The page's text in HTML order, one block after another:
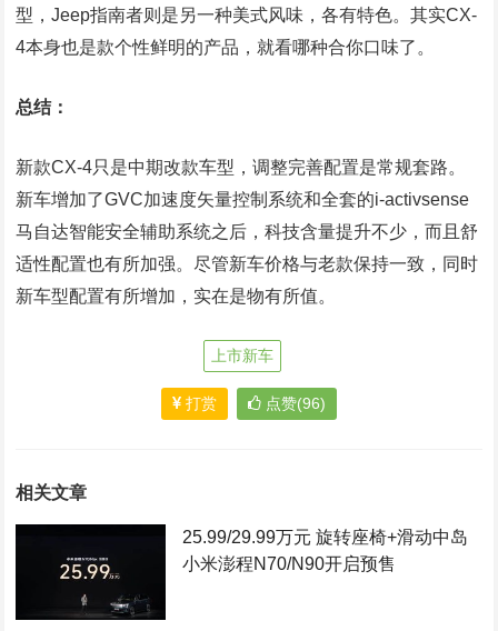
型，Jeep指南者则是另一种美式风味，各有特色。其实CX-
4本身也是款个性鲜明的产品，就看哪种合你口味了。
总结：
新款CX-4只是中期改款车型，调整完善配置是常规套路。
新车增加了GVC加速度矢量控制系统和全套的i-activsense
马自达智能安全辅助系统之后，科技含量提升不少，而且舒
适性配置也有所加强。尽管新车价格与老款保持一致，同时
新车型配置有所增加，实在是物有所值。
上市新车
打赏 点赞(96)
相关文章
25.99/29.99万元 旋转座椅+滑动中岛
小米澎程N70/N90开启预售